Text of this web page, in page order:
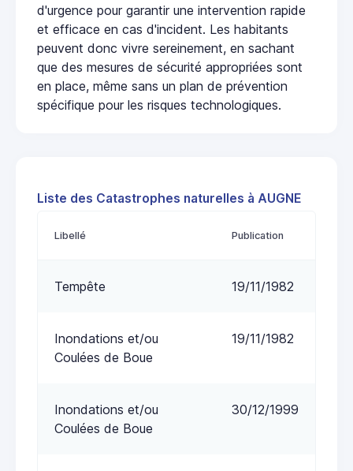
d'urgence pour garantir une intervention rapide
et efficace en cas d'incident. Les habitants
peuvent donc vivre sereinement, en sachant
que des mesures de sécurité appropriées sont
en place, même sans un plan de prévention
spécifique pour les risques technologiques.
Liste des Catastrophes naturelles à AUGNE
Libellé Publication
Tempête 19/11/1982
Inondations et/ou
Coulées de Boue
19/11/1982
Inondations et/ou
Coulées de Boue
30/12/1999